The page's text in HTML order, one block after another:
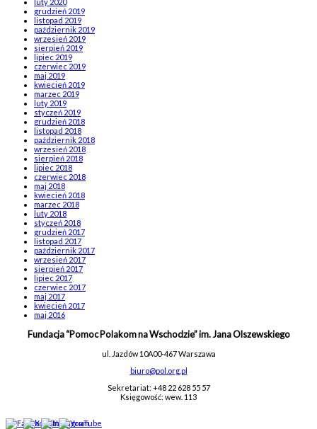
luty 2020
grudzień 2019
listopad 2019
październik 2019
wrzesień 2019
sierpień 2019
lipiec 2019
czerwiec 2019
maj 2019
kwiecień 2019
marzec 2019
luty 2019
styczeń 2019
grudzień 2018
listopad 2018
październik 2018
wrzesień 2018
sierpień 2018
lipiec 2018
czerwiec 2018
maj 2018
kwiecień 2018
marzec 2018
luty 2018
styczeń 2018
grudzień 2017
listopad 2017
październik 2017
wrzesień 2017
sierpień 2017
lipiec 2017
czerwiec 2017
maj 2017
kwiecień 2017
maj 2016
Fundacja “Pomoc Polakom na Wschodzie” im. Jana Olszewskiego
ul. Jazdów 10A00-467 Warszawa
biuro@pol.org.pl
Sekretariat: +48 22 628 55 57
Księgowość: wew. 113